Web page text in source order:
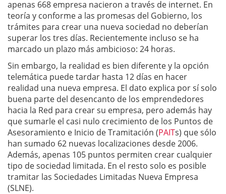
apenas 668 empresa nacieron a través de internet. En
teoría y conforme a las promesas del Gobierno, los
trámites para crear una nueva sociedad no deberían
superar los tres días. Recientemente incluso se ha
marcado un plazo más ambicioso: 24 horas.
Sin embargo, la realidad es bien diferente y la opción
telemática puede tardar hasta 12 días en hacer
realidad una nueva empresa. El dato explica por sí solo
buena parte del desencanto de los emprendedores
hacia la Red para crear su empresa, pero además hay
que sumarle el casi nulo crecimiento de los Puntos de
Asesoramiento e Inicio de Tramitación (PAITs) que sólo
han sumado 62 nuevas localizaciones desde 2006.
Además, apenas 105 puntos permiten crear cualquier
tipo de sociedad limitada. En el resto solo es posible
tramitar las Sociedades Limitadas Nueva Empresa
(SLNE).